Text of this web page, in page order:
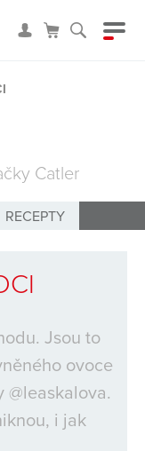
Catler
RECEPTY
Jsou to
ovoce
i jak